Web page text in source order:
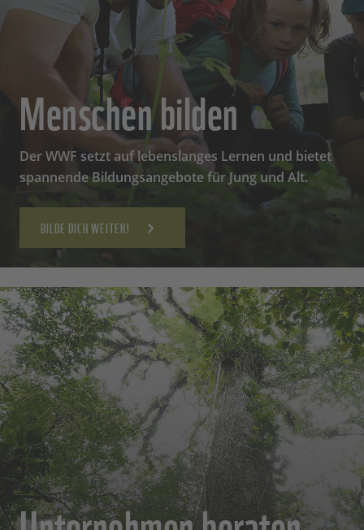
Menschen bilden
Der WWF setzt auf lebenslanges Lernen und bietet
spannende Bildungsangebote für Jung und Alt.
BILDE DICH WEITER!